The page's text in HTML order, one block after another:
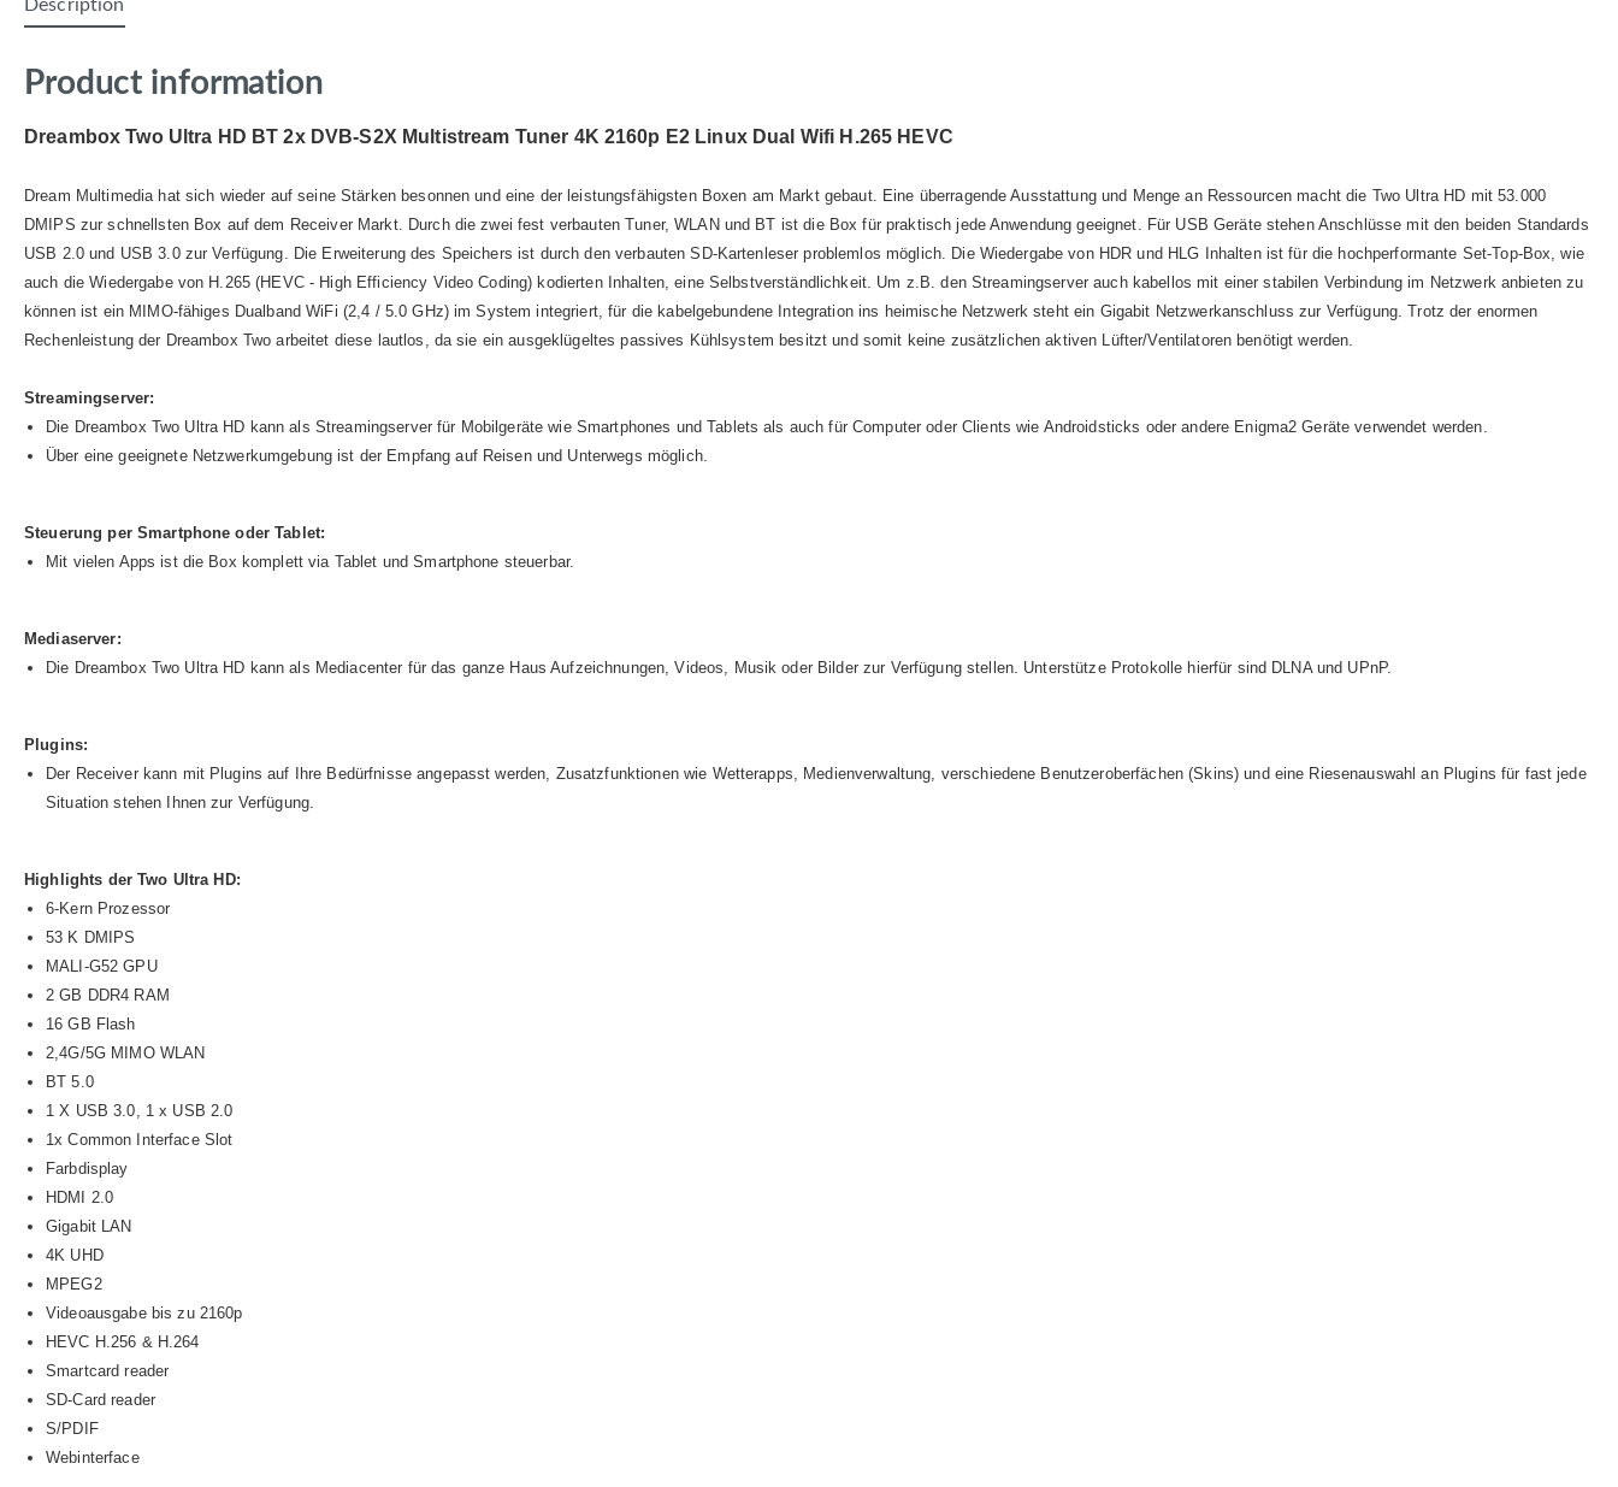
Description
Product information
Dreambox Two Ultra HD BT 2x DVB-S2X Multistream Tuner 4K 2160p E2 Linux Dual Wifi H.265 HEVC
Dream Multimedia hat sich wieder auf seine Stärken besonnen und eine der leistungsfähigsten Boxen am Markt gebaut. Eine überragende Ausstattung und Menge an Ressourcen macht die Two Ultra HD mit 53.000
DMIPS zur schnellsten Box auf dem Receiver Markt. Durch die zwei fest verbauten Tuner, WLAN und BT ist die Box für praktisch jede Anwendung geeignet. Für USB Geräte stehen Anschlüsse mit den beiden Standards
USB 2.0 und USB 3.0 zur Verfügung. Die Erweiterung des Speichers ist durch den verbauten SD-Kartenleser problemlos möglich. Die Wiedergabe von HDR und HLG Inhalten ist für die hochperformante Set-Top-Box, wie
auch die Wiedergabe von H.265 (HEVC - High Efficiency Video Coding) kodierten Inhalten, eine Selbstverständlichkeit. Um z.B. den Streamingserver auch kabellos mit einer stabilen Verbindung im Netzwerk anbieten zu
können ist ein MIMO-fähiges Dualband WiFi (2,4 / 5.0 GHz) im System integriert, für die kabelgebundene Integration ins heimische Netzwerk steht ein Gigabit Netzwerkanschluss zur Verfügung. Trotz der enormen
Rechenleistung der Dreambox Two arbeitet diese lautlos, da sie ein ausgeklügeltes passives Kühlsystem besitzt und somit keine zusätzlichen aktiven Lüfter/Ventilatoren benötigt werden.
Streamingserver:
Die Dreambox Two Ultra HD kann als Streamingserver für Mobilgeräte wie Smartphones und Tablets als auch für Computer oder Clients wie Androidsticks oder andere Enigma2 Geräte verwendet werden.
Über eine geeignete Netzwerkumgebung ist der Empfang auf Reisen und Unterwegs möglich.
Steuerung per Smartphone oder Tablet:
Mit vielen Apps ist die Box komplett via Tablet und Smartphone steuerbar.
Mediaserver:
Die Dreambox Two Ultra HD kann als Mediacenter für das ganze Haus Aufzeichnungen, Videos, Musik oder Bilder zur Verfügung stellen. Unterstütze Protokolle hierfür sind DLNA und UPnP.
Plugins:
Der Receiver kann mit Plugins auf Ihre Bedürfnisse angepasst werden, Zusatzfunktionen wie Wetterapps, Medienverwaltung, verschiedene Benutzeroberfächen (Skins) und eine Riesenauswahl an Plugins für fast jede
Situation stehen Ihnen zur Verfügung.
Highlights der Two Ultra HD:
6-Kern Prozessor
53 K DMIPS
MALI-G52 GPU
2 GB DDR4 RAM
16 GB Flash
2,4G/5G MIMO WLAN
BT 5.0
1 X USB 3.0, 1 x USB 2.0
1x Common Interface Slot
Farbdisplay
HDMI 2.0
Gigabit LAN
4K UHD
MPEG2
Videoausgabe bis zu 2160p
HEVC H.256 & H.264
Smartcard reader
SD-Card reader
S/PDIF
Webinterface